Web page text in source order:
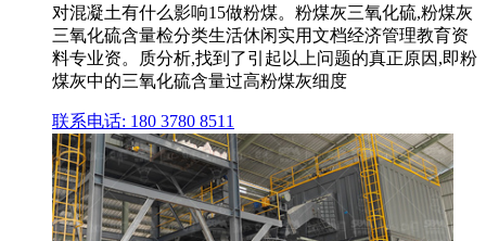
对混凝土有什么影响15做粉煤。粉煤灰三氧化硫,粉煤灰
三氧化硫含量检分类生活休闲实用文档经济管理教育资
料专业资。质分析,找到了引起以上问题的真正原因,即粉
煤灰中的三氧化硫含量过高粉煤灰细度
联系电话: 180 3780 8511